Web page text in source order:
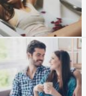
グルメ
趣味・旅行
セックスライフ
不倫・だめ男